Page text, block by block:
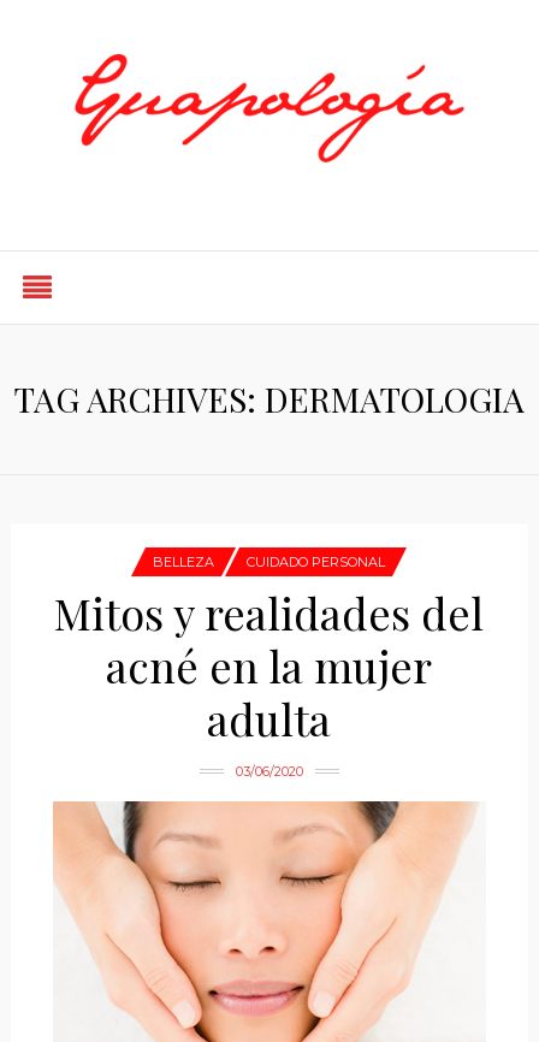
TAG ARCHIVES: DERMATOLOGIA
BELLEZA CUIDADO PERSONAL
Mitos y realidades del
acné en la mujer
adulta
03/06/2020